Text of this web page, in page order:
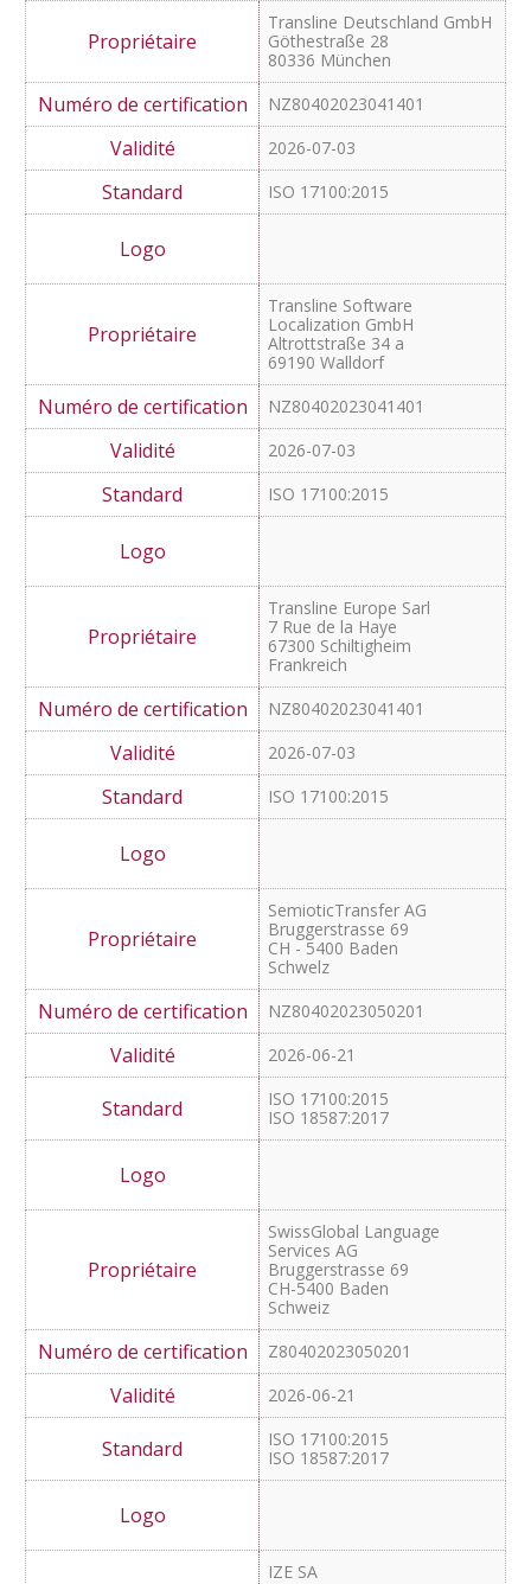
Transline Deutschland GmbH
Am Heilbrunnen 4,
72766 Reutlingen
Z80402023041401
2026-07-03
ISO 17100:2015
Transline Deutschland GmbH
Göthestraße 28
80336 München
NZ80402023041401
2026-07-03
ISO 17100:2015
Transline Software
Localization GmbH
Altrottstraße 34 a
69190 Walldorf
NZ80402023041401
2026-07-03
ISO 17100:2015
Transline Europe Sarl
7 Rue de la Haye
67300 Schiltigheim
Frankreich
NZ80402023041401
2026-07-03
ISO 17100:2015
SemioticTransfer AG
Bruggerstrasse 69
CH - 5400 Baden
Schwelz
NZ80402023050201
2026-06-21
ISO 17100:2015
ISO 18587:2017